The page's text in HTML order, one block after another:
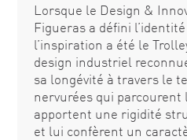
Lorsque le Design &
Figueras a défini
l’inspiration a été le
design industriel
sa longévité à travers le
nervurées qui
apportent une rigidité
et lui confèrent un